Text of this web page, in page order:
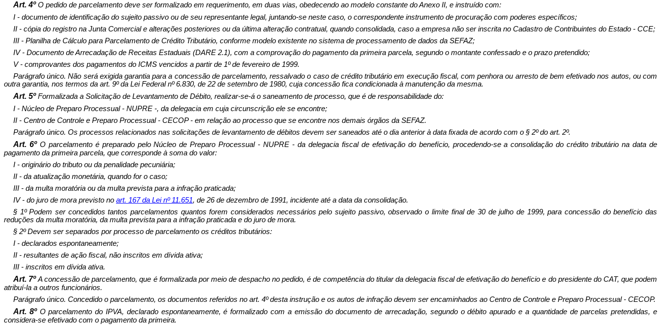
Art. 4ºO pedido de parcelamento deve ser formalizado em requerimento, em duas vias, obedecendo ao modelo constante do Anexo II, e instruído com:
I - documento de identificação do sujeito passivo ou de seu representante legal, juntando-se neste caso, o correspondente instrumento de procuração com poderes específicos;
II - cópia do registro na Junta Comercial e alterações posteriores ou da última alteração contratual, quando consolidada, caso a empresa não ser inscrita no Cadastro de Contribuintes do Estado - CCE;
III - Planilha de Cálculo para Parcelamento de Crédito Tributário, conforme modelo existente no sistema de processamento de dados da SEFAZ;
IV - Documento de Arrecadação de Receitas Estaduais (DARE 2.1), com a comprovação do pagamento da primeira parcela, segundo o montante confessado e o prazo pretendido;
V - comprovantes dos pagamentos do ICMS vencidos a partir de 1º de fevereiro de 1999.
Parágrafo único. Não será exigida garantia para a concessão de parcelamento, ressalvado o caso de crédito tributário em execução fiscal, com penhora ou arresto de bem efetivado nos autos, ou com
outra garantia, nos termos da art. 9º da Lei Federal nº 6.830, de 22 de setembro de 1980, cuja concessão fica condicionada à manutenção da mesma.
Art. 5ºFormalizada a Solicitação de Levantamento de Débito, realizar-se-á o saneamento de processo, que é de responsabilidade do:
I - Núcleo de Preparo Processual - NUPRE -, da delegacia em cuja circunscrição ele se encontre;
II - Centro de Controle e Preparo Processual - CECOP - em relação ao processo que se encontre nos demais órgãos da SEFAZ.
Parágrafo único. Os processos relacionados nas solicitações de levantamento de débitos devem ser saneados até o dia anterior à data fixada de acordo com o § 2º do art. 2º.
Art. 6º O parcelamento é preparado pelo Núcleo de Preparo Processual - NUPRE - da delegacia fiscal de efetivação do benefício, procedendo-se a consolidação do crédito tributário na data de
pagamento da primeira parcela, que corresponde à soma do valor:
I - originário do tributo ou da penalidade pecuniária;
II - da atualização monetária, quando for o caso;
III - da multa moratória ou da multa prevista para a infração praticada;
IV - do juro de mora previsto no art. 167 da Lei nº 11.651, de 26 de dezembro de 1991, incidente até a data da consolidação.
§ 1º Podem ser concedidos tantos parcelamentos quantos forem considerados necessários pelo sujeito passivo, observado o limite final de 30 de julho de 1999, para concessão do benefício das
reduções da multa moratória, da multa prevista para a infração praticada e do juro de mora.
§ 2º Devem ser separados por processo de parcelamento os créditos tributários:
I - declarados espontaneamente;
II - resultantes de ação fiscal, não inscritos em dívida ativa;
III - inscritos em dívida ativa.
Art. 7ºA concessão de parcelamento, que é formalizada por meio de despacho no pedido, é de competência do titular da delegacia fiscal de efetivação do benefício e do presidente do CAT, que podem
atribuí-la a outros funcionários.
Parágrafo único. Concedido o parcelamento, os documentos referidos no art. 4º desta instrução e os autos de infração devem ser encaminhados ao Centro de Controle e Preparo Processual - CECOP.
Art. 8º O parcelamento do IPVA, declarado espontaneamente, é formalizado com a emissão do documento de arrecadação, segundo o débito apurado e a quantidade de parcelas pretendidas, e
considera-se efetivado com o pagamento da primeira.